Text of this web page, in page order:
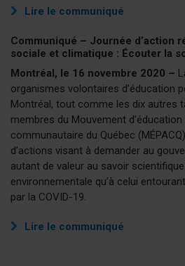
Lire le communiqué
Communiqué – Journée d’action
sociale et climatique : Écouter la
Montréal, le 16 novembre 2020 –
organismes volontaires d’éducation
Montréal, tout comme les dix autres
membres du Mouvement
communautaire du Québec
d’actions visant à demander au
autant de valeur au savoir
environnementale qu’à celui
par la COVID-19.
Lire le communiqué